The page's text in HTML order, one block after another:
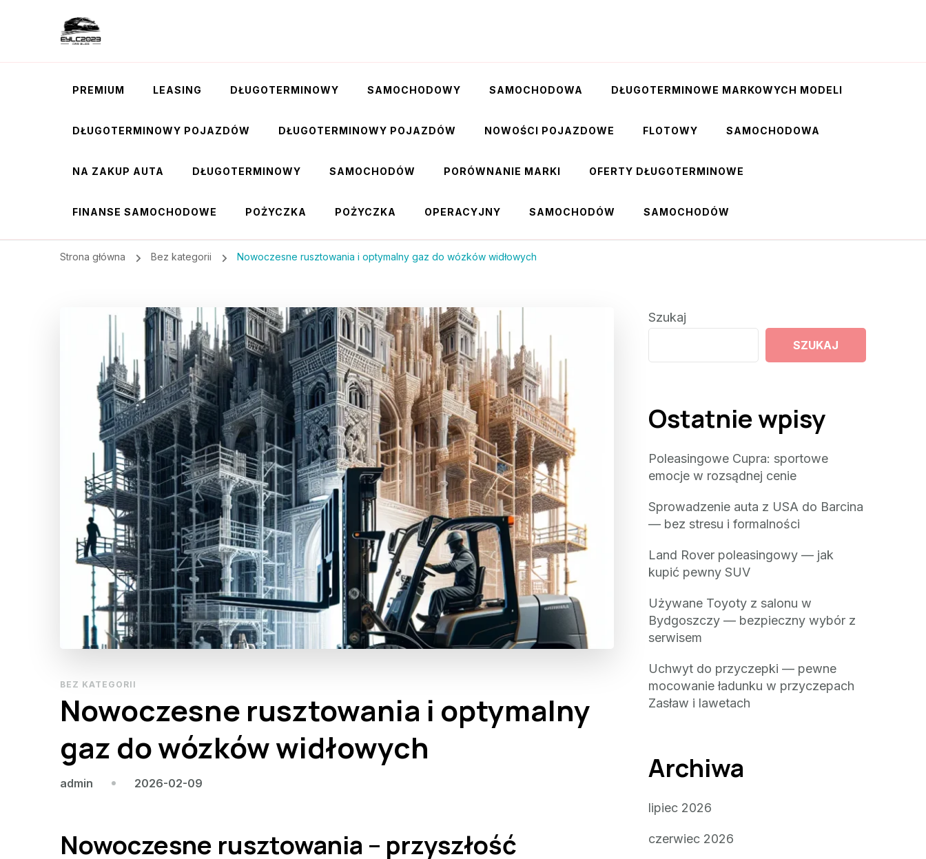
PREMIUM LEASING DŁUGOTERMINOWY SAMOCHODOWY SAMOCHODOWA DŁUGOTERMINOWE MARKOWYCH MODELI
DŁUGOTERMINOWY POJAZDÓW DŁUGOTERMINOWY POJAZDÓW NOWOŚCI POJAZDOWE FLOTOWY SAMOCHODOWA
NA ZAKUP AUTA DŁUGOTERMINOWY SAMOCHODÓW PORÓWNANIE MARKI OFERTY DŁUGOTERMINOWE
FINANSE SAMOCHODOWE POŻYCZKA POŻYCZKA OPERACYJNY SAMOCHODÓW SAMOCHODÓW
Strona główna Bez kategorii Nowoczesne rusztowania i optymalny gaz do wózków widłowych
BEZ KATEGORII
Nowoczesne rusztowania i optymalny
gaz do wózków widłowych
admin 2026-02-09
Nowoczesne rusztowania – przyszłość
Szukaj
SZUKAJ
Ostatnie wpisy
Poleasingowe Cupra: sportowe
emocje w rozsądnej cenie
Sprowadzenie auta z USA do Barcina
— bez stresu i formalności
Land Rover poleasingowy — jak
kupić pewny SUV
Używane Toyoty z salonu w
Bydgoszczy — bezpieczny wybór z
serwisem
Uchwyt do przyczepki — pewne
mocowanie ładunku w przyczepach
Zasław i lawetach
Archiwa
lipiec 2026
czerwiec 2026